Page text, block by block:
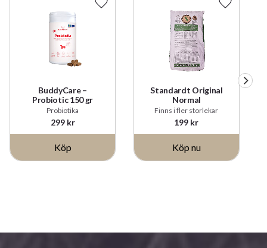
BuddyCare –
Probiotic 150 gr
Probiotika
299kr
Lägg till i favoriter
Köp
Standardt Original
Normal
Finns i fler storlekar
199 kr
Lägg till i